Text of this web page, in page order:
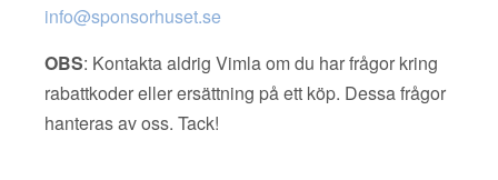
info@sponsorhuset.se
OBS: Kontakta aldrig Vimla om du har frågor kring
rabattkoder eller ersättning på ett köp. Dessa frågor
hanteras av oss. Tack!